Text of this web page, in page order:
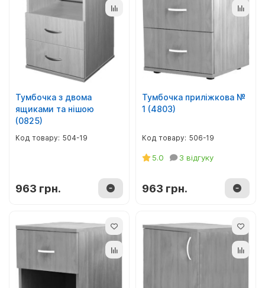
Тумбочка з двома
ящиками та нішою
(0825)
504-19
963 грн.
Тумбочка приліжкова №
1 (4803)
506-19
5.0 3 відгуку
963 грн.